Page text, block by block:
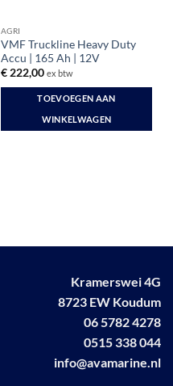
AGRI
VMF Truckline Heavy Duty
Accu | 165 Ah | 12V
€222,00 ex btw
TOEVOEGEN AAN
WINKELWAGEN
Kramerswei 4G
8723 EW Koudum
06 5782 4278
0515 338 044
info@avamarine.nl